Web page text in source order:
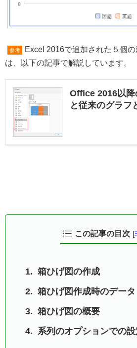
参考
Excel 2016で追加された５個
は、以下の記事で解説しています。
Office 2016以降
と従来のグラフ
この記事の目次 [
箱ひげ図の作成
箱ひげ図作成時のデータ
箱ひげ図の概要
系列のオプションでの設